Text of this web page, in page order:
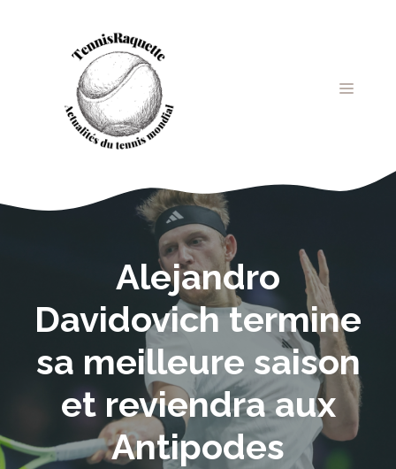
MENU
Alejandro
Davidovich termine
sa meilleure saison
et reviendra aux
Antipodes